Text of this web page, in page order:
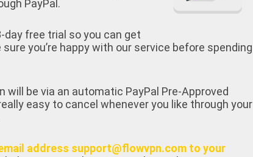
PayPal.
day free trial so you can get
you’re happy with our service before spending
will be via an automatic PayPal Pre-Approved
easy to cancel whenever you like through your
address support@flowvpn.com to your